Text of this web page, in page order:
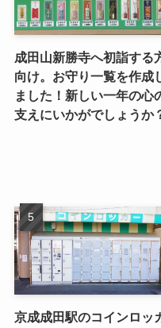
成田山新勝寺へ初詣する
向け。お守り一覧を作成
ました！新しい一年の心
支えにいかがでしょうか
京成成田駅のコインロッ